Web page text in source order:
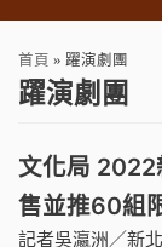
首頁 » 躍演劇團
躍演劇團
文化局 2022
售並推60組
記者吳瀛洲／新